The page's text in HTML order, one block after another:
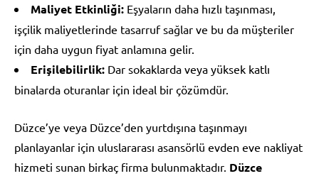
Maliyet Etkinliği: Eşyaların daha hızlı taşınması,
işçilik maliyetlerinde tasarruf sağlar ve bu da müşteriler
için daha uygun fiyat anlamına gelir.
Erişilebilirlik: Dar sokaklarda veya yüksek katlı
binalarda oturanlar için ideal bir çözümdür.
Düzce’ye veya Düzce’den yurtdışına taşınmayı
planlayanlar için uluslararası asansörlü evden eve nakliyat
hizmeti sunan birkaç firma bulunmaktadır. Düzce